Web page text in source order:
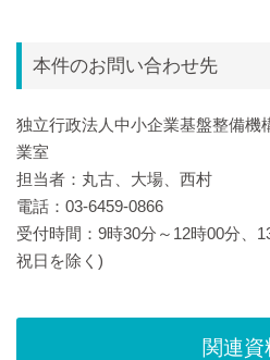
本件のお問い合わせ先
独立行政法人中小企業基盤整備機
業室
担当者：丸古、大場、西村
電話：03-6459-0866
受付時間：9時30分～12時00分、
祝日を除く)
関連資